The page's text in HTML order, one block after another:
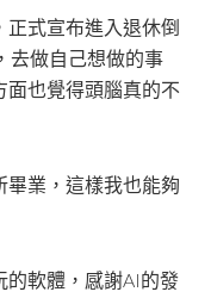
正式宣布進入退休倒
去做自己想做的事
面也覺得頭腦真的不
畢業，這樣我也能夠
的軟體，感謝AI的發